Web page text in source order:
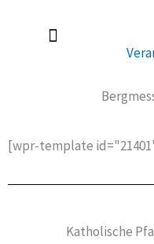
[wpr-template
Katholische